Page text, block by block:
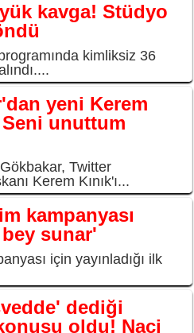
kavga! Stüdyo
kimliksiz 36
yeni Kerem
Seni unuttum
Twitter
Kerem Kınık'ı...
kampanyası
sunar'
için yayınladığı ilk
dediği
oldu! Naci